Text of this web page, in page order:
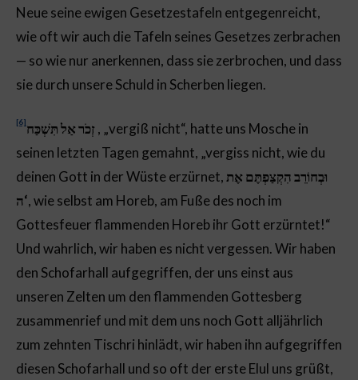
Neue seine ewigen Gesetzestafeln entgegenreicht,
wie oft wir auch die Tafeln seines Gesetzes zerbrachen
— so wie nur anerkennen, dass sie zerbrochen, und dass
sie durch unsere Schuld in Scherben liegen.
[6]
, „vergiß nicht“, hatte uns Mosche in
seinen letzten Tagen gemahnt, „vergiss nicht, wie du
deinen Gott in der Wüste erzürnet, וּבְחוֹרֵב הִקְצַפְתֶּם אֶת
ה‘, wie selbst am Horeb, am Fuße des noch im
Gottesfeuer flammenden Horeb ihr Gott erzürntet!“
Und wahrlich, wir haben es nicht vergessen. Wir haben
den Schofarhall aufgegriffen, der uns einst aus
unseren Zelten um den flammenden Gottesberg
zusammenrief und mit dem uns noch Gott alljährlich
zum zehnten Tischri hinlädt, wir haben ihn aufgegriffen
diesen Schofarhall und so oft der erste Elul uns grüßt,